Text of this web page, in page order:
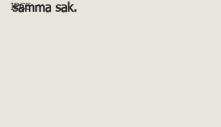
IPCC
samma sak.